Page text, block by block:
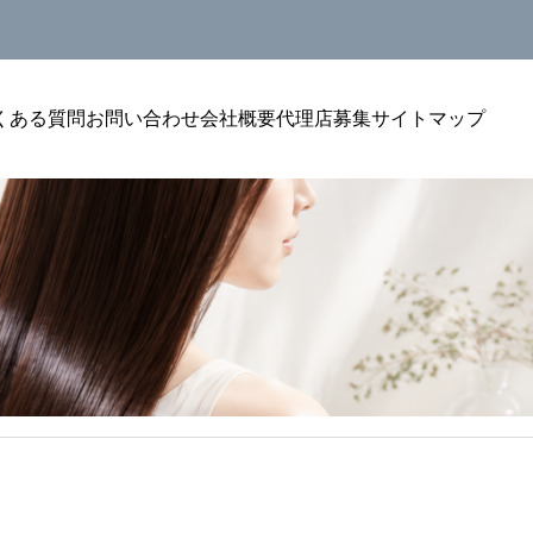
ある質問お問い合わせ会社概要代理店募集サイトマップ
ウンセリン
美容室単価アップ
美容室のトリートメントをリピートにつなげ